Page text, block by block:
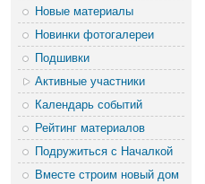
Новые материалы
Новинки фотогалереи
Подшивки
Активные участники
Календарь событий
Рейтинг материалов
Подружиться с Началкой
Вместе строим новый дом